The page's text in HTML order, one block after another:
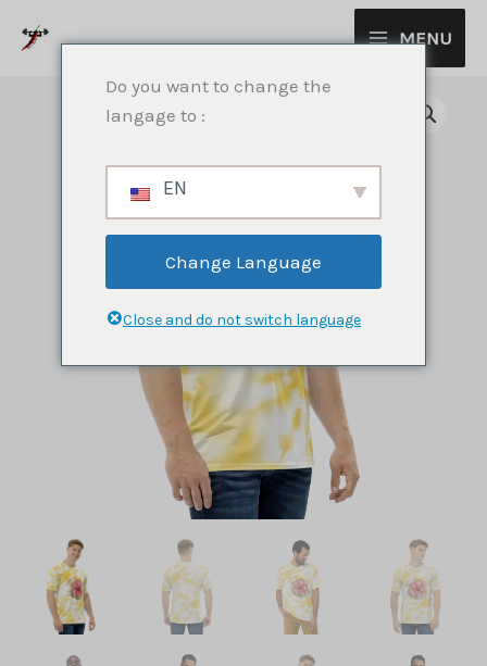
MENU
Do you want to change the
langage to :
EN
Change Language
Close and do not switch language